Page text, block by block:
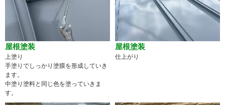
屋根塗装
上塗り
手塗りでしっかり塗膜を形成していき
ます。
中塗り塗料と同じ色を塗っていきま
す。
屋根塗装
仕上がり